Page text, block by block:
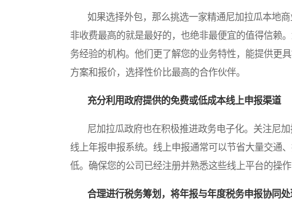
如果选择外包，那么挑选一家精通尼加拉瓜本地商
非收费最高的就是最好的，也绝非最便宜的值得信赖
务经验的机构。他们更了解您的业务特性，能提供更
方案和报价，选择性价比最高的合作伙伴。
充分利用政府提供的免费或低成本线上申报渠道
尼加拉瓜政府也在积极推进政务电子化。关注尼加
线上年报申报系统。线上申报通常可以节省大量交通
低。确保您的公司已经注册并熟悉这些线上平台的操
合理进行税务筹划，将年报与年度税务申报协同处